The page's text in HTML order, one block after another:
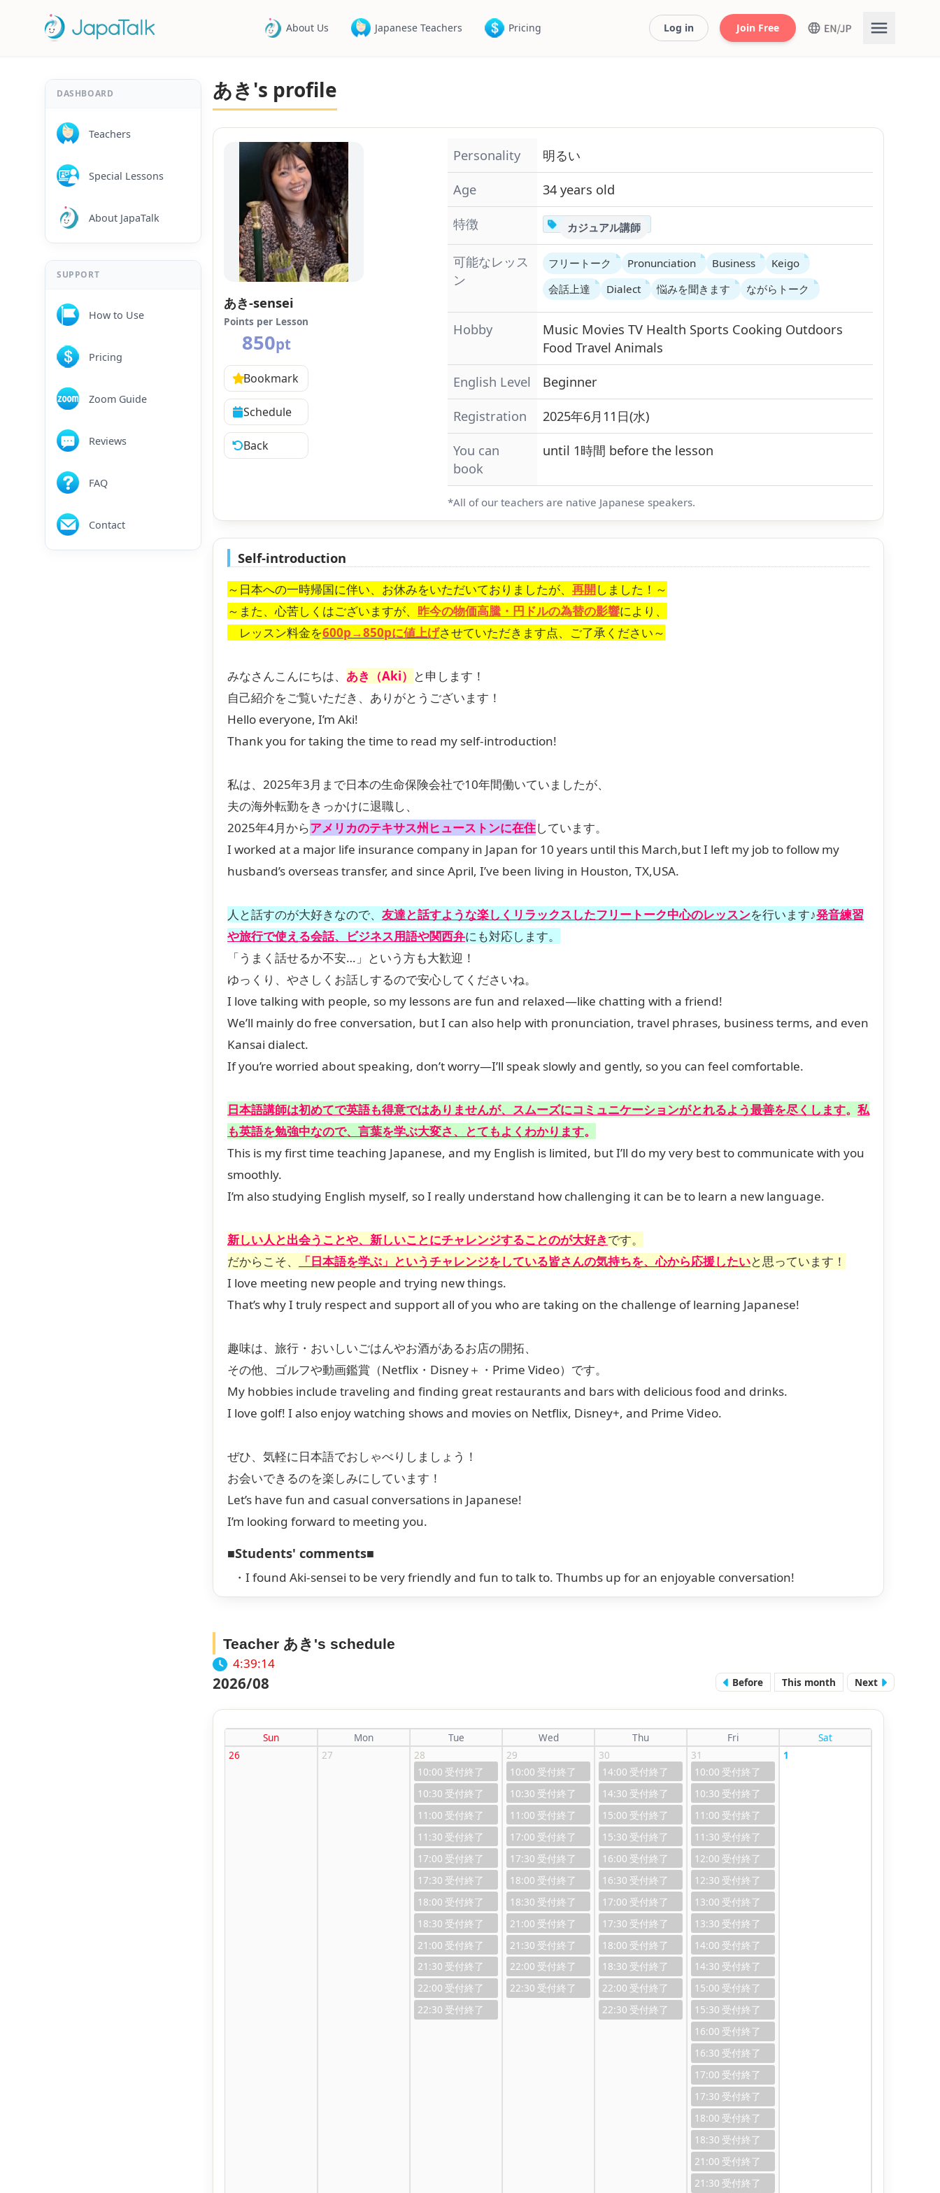
About Us Japanese Teachers Pricing Log in Join Free
DASHBOARD
Teachers
Special Lessons
About JapaTalk
SUPPORT
How to Use
Pricing
Zoom Guide
Reviews
FAQ
Contact
あき's profile
あき-sensei
Points per Lesson
850pt
Bookmark
Schedule
Back
Personality
明るい
Age
34 years old
特徴
カジュアル講師
可能なレッス
ン
フリートーク Pronunciation Business
Keigo
会話上達
Dialect 悩みを聞きます ながらトーク
Hobby Music Movies TV Health Sports Cooking Outdoors
Food Travel Animals
English Level
Beginner
Registration
2025年6月11日(水)
You can
book
until 1時間 before the lesson
*All of our teachers are native Japanese speakers.
Self-introduction
～日本への一時帰国に伴い、お休みをいただいておりましたが、 再開しました！～
～また、心苦しくはございますが、 昨今の物価高騰・円ドルの為替の影響により、
レッスン料金を600p→850pに値上げさせていただきます点、ご了承ください～
みなさんこんにちは、 あき（Aki） と申します！
自己紹介をご覧いただき、ありがとうございます！
Hello everyone, I’m Aki!
Thank you for taking the time to read my self-introduction!
私は、2025年3月まで日本の生命保険会社で10年間働いていましたが、
夫の海外転勤をきっかけに退職し、
2025年4月からアメリカのテキサス州ヒューストンに在住しています。
I worked at a major life insurance company in Japan for 10 years until this March,but I left my job to follow my
husband’s overseas transfer, and since April, I’ve been living in Houston, TX,USA.
人と話すのが大好きなので、 友達と話すような楽しくリラックスしたフリートーク中心のレッスンを行います♪発音練習
や旅行で使える会話、ビジネス用語や関西弁にも対応します。
「うまく話せるか不安…」という方も大歓迎！
ゆっくり、やさしくお話しするので安心してくださいね。
I love talking with people, so my lessons are fun and relaxed—like chatting with a friend!
We’ll mainly do free conversation, but I can also help with pronunciation, travel phrases, business terms, and even
Kansai dialect.
If you’re worried about speaking, don’t worry—I’ll speak slowly and gently, so you can feel comfortable.
日本語講師は初めてで英語も得意ではありませんが、スムーズにコミュニケーションがとれるよう最善を尽くします。 私
も英語を勉強中なので、言葉を学ぶ大変さ、とてもよくわかります。
This is my first time teaching Japanese, and my English is limited, but I’ll do my very best to communicate with you
smoothly.
I’m also studying English myself, so I really understand how challenging it can be to learn a new language.
新しい人と出会うことや、新しいことにチャレンジすることのが大好きです。
だからこそ、
「日本語を学ぶ」というチャレンジをしている皆さんの気持ちを、心から応援したいと思っています！
I love meeting new people and trying new things.
That’s why I truly respect and support all of you who are taking on the challenge of learning Japanese!
趣味は、旅行・おいしいごはんやお酒があるお店の開拓、
その他、ゴルフや動画鑑賞（Netflix・Disney＋・Prime Video）です。
My hobbies include traveling and finding great restaurants and bars with delicious food and drinks.
I love golf! I also enjoy watching shows and movies on Netflix, Disney+, and Prime Video.
ぜひ、気軽に日本語でおしゃべりしましょう！
お会いできるのを楽しみにしています！
Let’s have fun and casual conversations in Japanese!
I’m looking forward to meeting you.
■Students' comments■
・I found Aki-sensei to be very friendly and fun to talk to. Thumbs up for an enjoyable conversation!
Teacher あき's schedule
4:39:15
2026/08 Before This month Next
Sun Mon Tue Wed Thu Fri
Sat
26
27
28
10:00
10:30
11:00
11:30
17:00
17:30
18:00
18:30
21:00
21:30
22:00
22:30
29
10:00
10:30
11:00
17:00
17:30
18:00
18:30
21:00
21:30
22:00
22:30
30
14:00
14:30
15:00
15:30
16:00
16:30
17:00
17:30
18:00
18:30
22:00
22:30
31
10:00
10:30
11:00
11:30
12:00
12:30
13:00
13:30
14:00
14:30
15:00
15:30
16:00
16:30
17:00
17:30
18:00
18:30
21:00
21:30
1